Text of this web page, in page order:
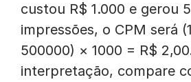
custou R$ 1.000 e gerou
impressões, o CPM será
500000) × 1000 = R$
interpretação, compare